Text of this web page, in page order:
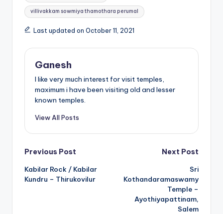
villivakkam sowmiya thamothara perumal
Last updated on October 11, 2021
Ganesh
I like very much interest for visit temples,
maximum i have been visiting old and lesser
known temples.
View All Posts
Post
navigation
Previous Post
Kabilar Rock / Kabilar
Kundru – Thirukovilur
Next Post
Sri
Kothandaramaswamy
Temple –
Ayothiyapattinam,
Salem